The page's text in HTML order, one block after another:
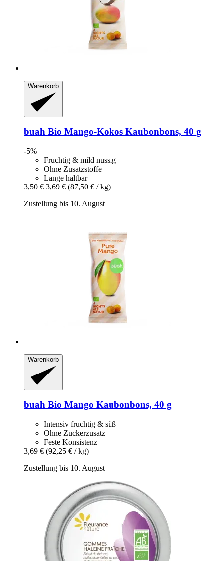
Warenkorb
buah Bio Mango-​Kokos Kaubonbons, 40 g
-5%
Fruchtig & mild nussig
Ohne Zusatzstoffe
Lange haltbar
3,50 € 3,69 € (87,50 € / kg)
Zustellung bis 10. August
Warenkorb
buah Bio Mango Kaubonbons, 40 g
Intensiv fruchtig & süß
Ohne Zuckerzusatz
Feste Konsistenz
3,69 € (92,25 € / kg)
Zustellung bis 10. August